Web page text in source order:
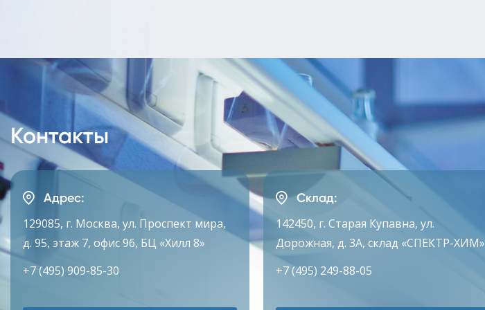
Контакты
Адрес:
129085, г. Москва, ул. Проспект мира,
д. 95, этаж 7, офис 96, БЦ «Хилл 8»
+7 (495) 909-85-30
Склад:
142450, г. Старая Купавна, ул.
Дорожная, д. 3А, склад «СПЕКТР-ХИМ»
+7 (495) 249-88-05